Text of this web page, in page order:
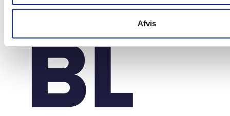
Afvis